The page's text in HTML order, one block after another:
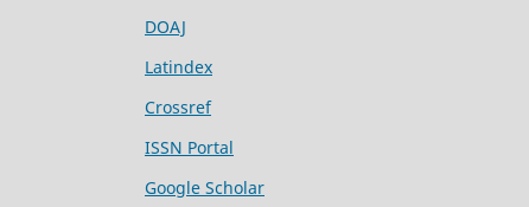
DOAJ
Latindex
Crossref
ISSN Portal
Google Scholar